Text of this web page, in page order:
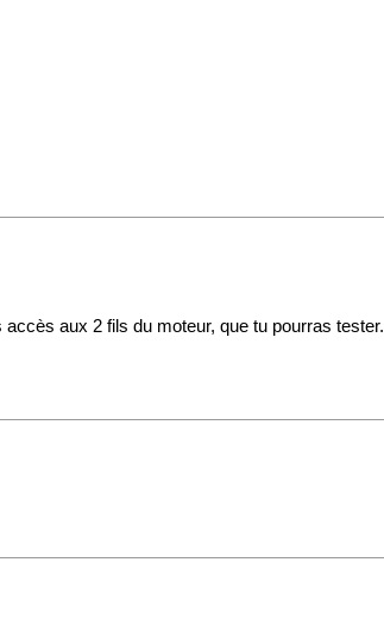
aux 2 fils du moteur, que tu pourras tester.